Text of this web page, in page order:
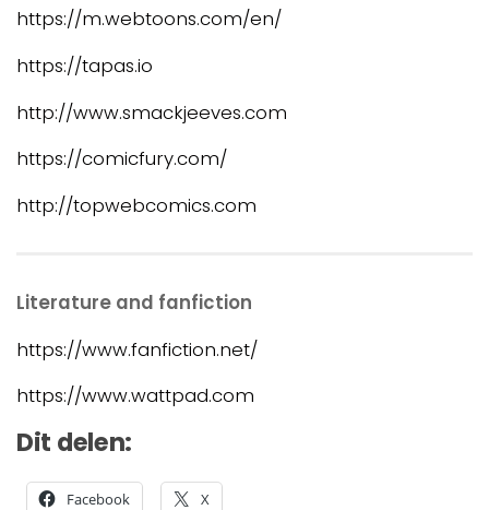
https://m.webtoons.com/en/
https://tapas.io
http://www.smackjeeves.com
https://comicfury.com/
http://topwebcomics.com
Literature and fanfiction
https://www.fanfiction.net/
https://www.wattpad.com
Dit delen:
Facebook X